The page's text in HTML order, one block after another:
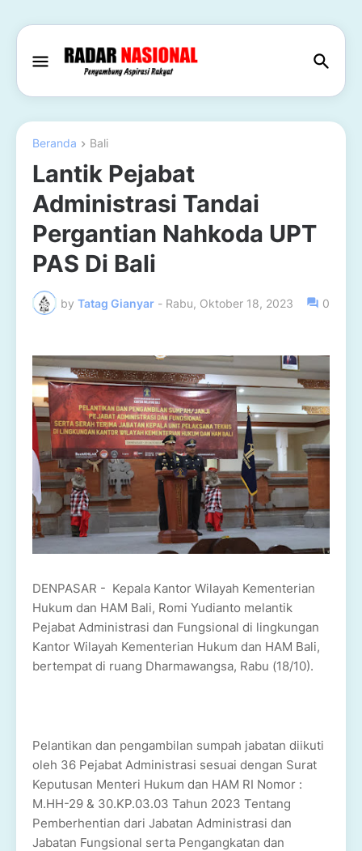
Beranda Bali
Lantik Pejabat
Administrasi Tandai
Pergantian Nahkoda UPT
PAS Di Bali
by Tatag Gianyar - Rabu, Oktober 18, 2023 0
DENPASAR - Kepala Kantor Wilayah Kementerian
Hukum dan HAM Bali, Romi Yudianto melantik
Pejabat Administrasi dan Fungsional di lingkungan
Kantor Wilayah Kementerian Hukum dan HAM Bali,
bertempat di ruang Dharmawangsa, Rabu (18/10).
Pelantikan dan pengambilan sumpah jabatan diikuti
oleh 36 Pejabat Administrasi sesuai dengan Surat
Keputusan Menteri Hukum dan HAM RI Nomor :
M.HH-29 & 30.KP.03.03 Tahun 2023 Tentang
Pemberhentian dari Jabatan Administrasi dan
Jabatan Fungsional serta Pengangkatan dan